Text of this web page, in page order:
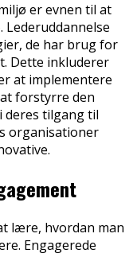
er evnen til at
de har brug for
Dette inkluderer
at implementere
forstyrre den
deres tilgang til
organisationer
lære, hvordan man
Engagerede